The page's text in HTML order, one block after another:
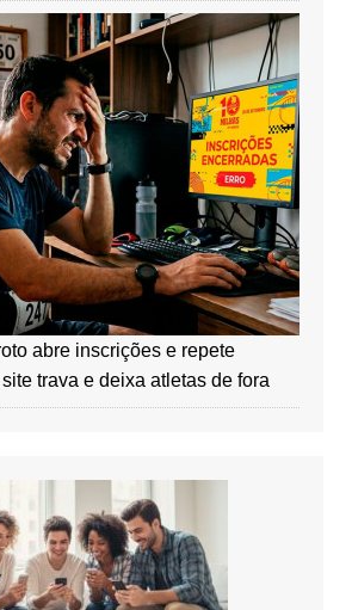
abre inscrições e repete
trava e deixa atletas de fora